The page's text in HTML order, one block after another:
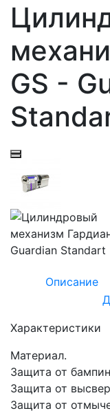
GS -
Описание
Характеристики
Материал.
Защита от
Защита от
Защита от